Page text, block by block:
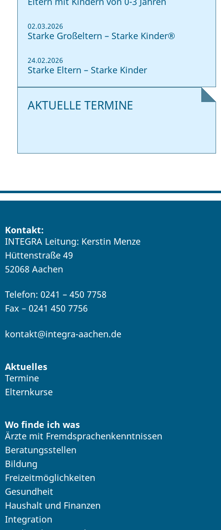
02.03.2026
Starke Großeltern – Starke Kinder®
24.02.2026
Starke Eltern – Starke Kinder
AKTUELLE TERMINE
Kontakt:
INTEGRA Leitung: Kerstin Menze
Hüttenstraße 49
52068 Aachen
Telefon: 0241 – 450 7758
Fax – 0241 450 7756
kontakt@integra-aachen.de
Aktuelles
Termine
Elternkurse
Wo finde ich was
Ärzte mit Fremdsprachenkenntnissen
Beratungsstellen
Bildung
Freizeitmöglichkeiten
Gesundheit
Haushalt und Finanzen
Integration